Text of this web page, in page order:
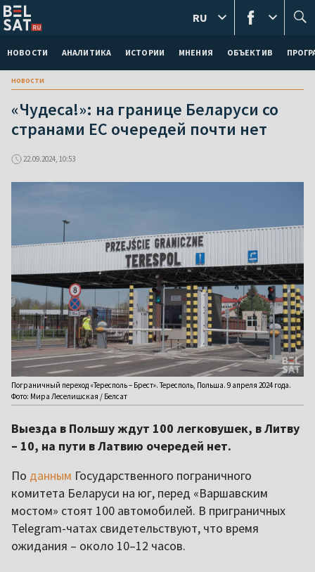
НОВОСТИ АНАЛИТИКА ИСТОРИИ МНЕНИЯ ОБЪЕКТИВ
RU
новости
«Чудеса!»: на границе Беларуси со
странами ЕС очередей почти нет
22.09.2024, 10:53
Пограничный переход «Тересполь – Брест». Тересполь, Польша. 9 апреля 2024 года.
Фото: Мира Леселишская / Белсат
Выезда в Польшу ждут 100 легковушек, в Литву
– 10, на пути в Латвию очередей нет.
По данным Государственного пограничного
комитета Беларуси на юг, перед «Варшавским
мостом» стоят 100 автомобилей. В приграничных
Telegram-чатах свидетельствуют, что время
ожидания – около 10–12 часов.